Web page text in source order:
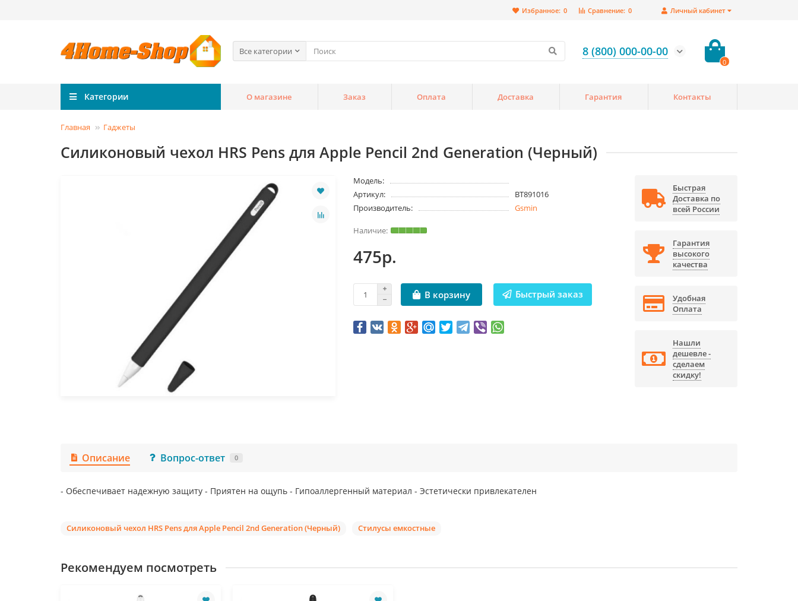
Личный кабинет
Сравнение: 0
Избранное: 0
Все категории 8 (800) 000-00-00
0
Категории О магазине Заказ Оплата Доставка Гарантия Контакты
Главная Гаджеты
Силиконовый чехол HRS Pens для Apple Pencil 2nd Generation (Черный)
Модель:
Артикул:
BT891016
Производитель:
Gsmin
475р.
В корзину Быстрый заказ
Быстрая
Доставка по
всей России
Гарантия
высокого
качества
Удобная
Оплата
Нашли
дешевле -
сделаем
скидку!
Описание Вопрос-ответ 0
- Обеспечивает надежную защиту - Приятен на ощупь - Гипоаллергенный материал - Эстетически привлекателен
Силиконовый чехол HRS Pens для Apple Pencil 2nd Generation (Черный) Стилусы емкостные
Рекомендуем посмотреть